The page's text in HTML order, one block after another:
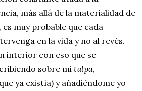
más allá de la materialidad de
es muy probable que cada
en la vida y no al revés.
interior con eso que se
sobre mi tulpa,
ya existía) y añadiéndome yo